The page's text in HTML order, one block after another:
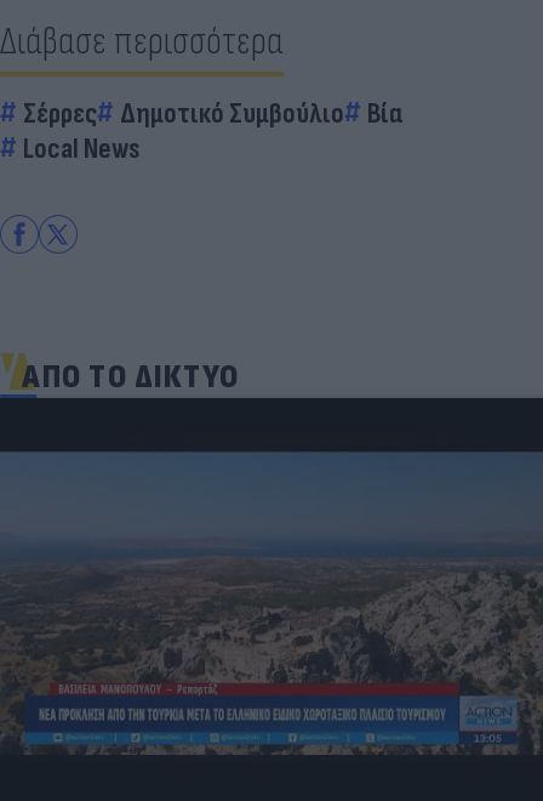
Διάβασε περισσότερα
Σέρρες Δημοτικό Συμβούλιο
Βία
Local News
ΑΠΟ ΤΟ ΔΙΚΤΥΟ
Ποδοσφαιριστές που σίγουρα
σταματήσει κι όμως παίζουν ακόμα